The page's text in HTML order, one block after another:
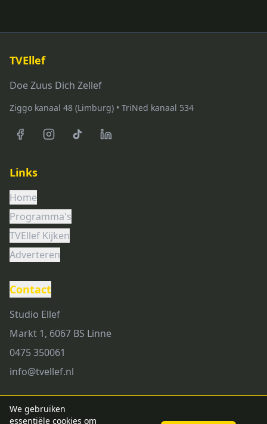
TVEllef
Doe Zuus Dich Zellef
Ziggo kanaal 48 (Limburg) • TriNed kanaal 534
Links
Home
Programma's
TVEllef Kijken
Adverteren
Contact
Studio Ellef
Markt 1, 6067 BS Linne
0475 350061
info@tvellef.nl
We gebruiken
essentiële cookies om